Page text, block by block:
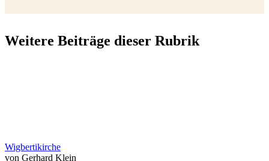
Weitere Beiträge dieser Rubrik
Wigbertikirche
von Gerhard Klein